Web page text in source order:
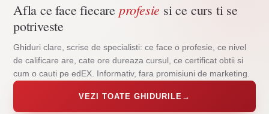
Afla ce face fiecare profesie si ce curs ti se
potriveste
Ghiduri clare, scrise de specialisti: ce face o profesie, ce nivel
de calificare are, cate ore dureaza cursul, ce certificat obtii si
cum o cauti pe edEX. Informativ, fara promisiuni de marketing.
VEZI TOATE GHIDURILE →